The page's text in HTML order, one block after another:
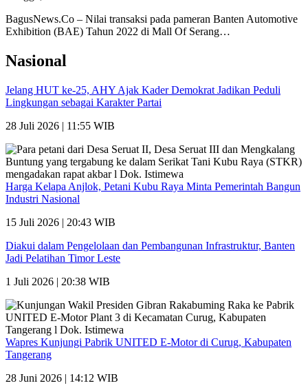
BagusNews.Co – Nilai transaksi pada pameran Banten Automotive
Exhibition (BAE) Tahun 2022 di Mall Of Serang…
Nasional
Jelang HUT ke-25, AHY Ajak Kader Demokrat Jadikan Peduli
Lingkungan sebagai Karakter Partai
28 Juli 2026 | 11:55 WIB
Harga Kelapa Anjlok, Petani Kubu Raya Minta Pemerintah Bangun
Industri Nasional
15 Juli 2026 | 20:43 WIB
Diakui dalam Pengelolaan dan Pembangunan Infrastruktur, Banten
Jadi Pelatihan Timor Leste
1 Juli 2026 | 20:38 WIB
Wapres Kunjungi Pabrik UNITED E-Motor di Curug, Kabupaten
Tangerang
28 Juni 2026 | 14:12 WIB